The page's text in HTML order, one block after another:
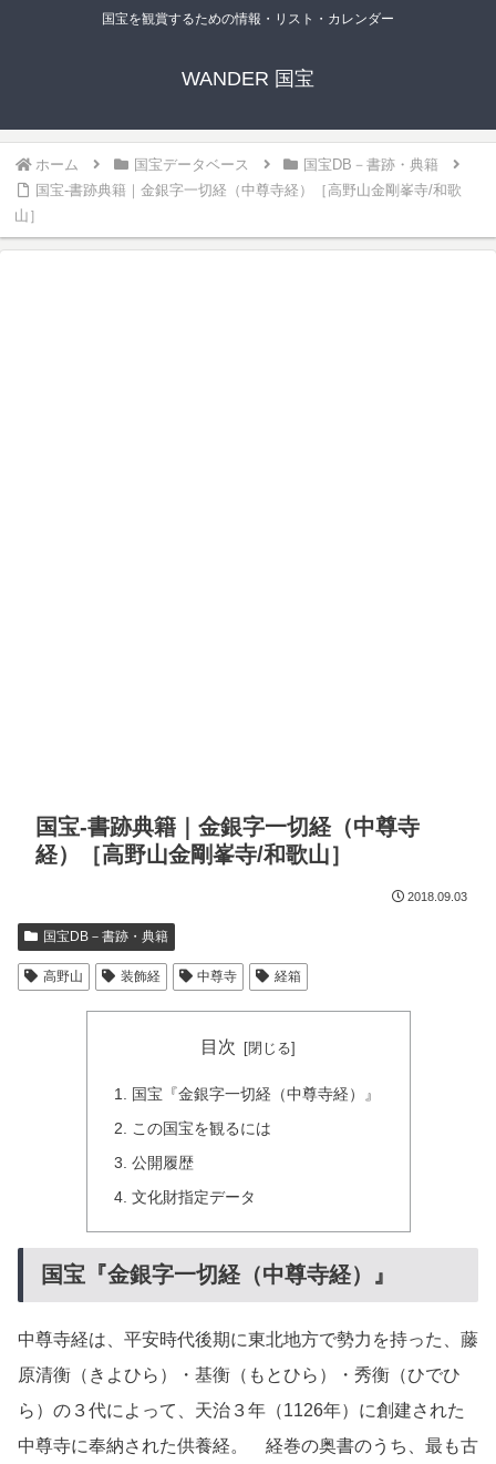
国宝を観賞するための情報・リスト・カレンダー
WANDER 国宝
ホーム 国宝データベース
国宝DB－書跡・典籍
国宝-書跡典籍｜金銀字一切経（中尊寺経）［高野山金剛峯寺/和歌
山］
国宝-書跡典籍｜金銀字一切経（中尊寺
経）［高野山金剛峯寺/和歌山］
2018.09.03
国宝DB－書跡・典籍
高野山 装飾経 中尊寺 経箱
目次
国宝『金銀字一切経（中尊寺経）』
この国宝を観るには
公開履歴
文化財指定データ
国宝『金銀字一切経（中尊寺経）』
中尊寺経は、平安時代後期に東北地方で勢力を持った、藤
原清衡（きよひら）・基衡（もとひら）・秀衡（ひでひ
ら）の３代によって、天治３年（1126年）に創建された
中尊寺に奉納された供養経。 経巻の奥書のうち、最も古